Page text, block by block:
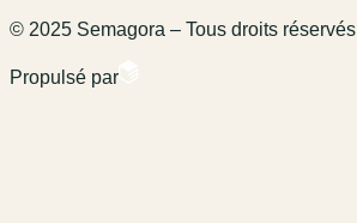
© 2025 Semagora – Tous droits réservés
Propulsé par